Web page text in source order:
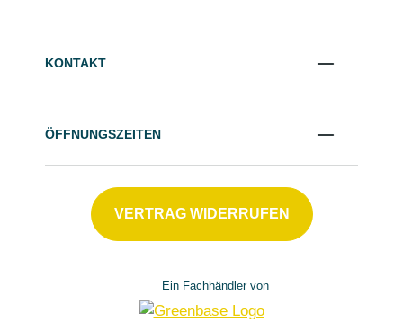
KONTAKT
ÖFFNUNGSZEITEN
VERTRAG WIDERRUFEN
Ein Fachhändler von